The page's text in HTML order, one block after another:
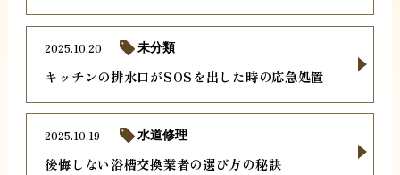
キッチンの排水口がSOSを出した時の応急処置
2025.10.20 未分類
後悔しない浴槽交換業者の選び方の秘訣
2025.10.19 水道修理